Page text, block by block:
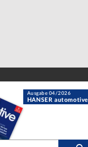
Ausgabe 04/2026
HANSER automotive